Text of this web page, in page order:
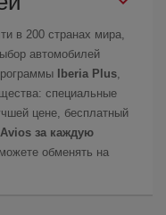
в 200 странах мира,
автомобилей
Iberia Plus
специальные
цене, бесплатный
за каждую
обменять на